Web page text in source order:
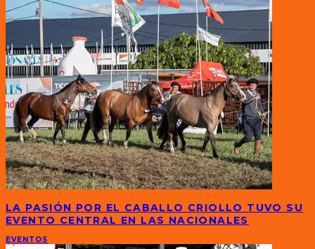
LA PASIÓN POR EL CABALLO CRIOLLO TUVO SU
EVENTO CENTRAL EN LAS NACIONALES
EVENTOS